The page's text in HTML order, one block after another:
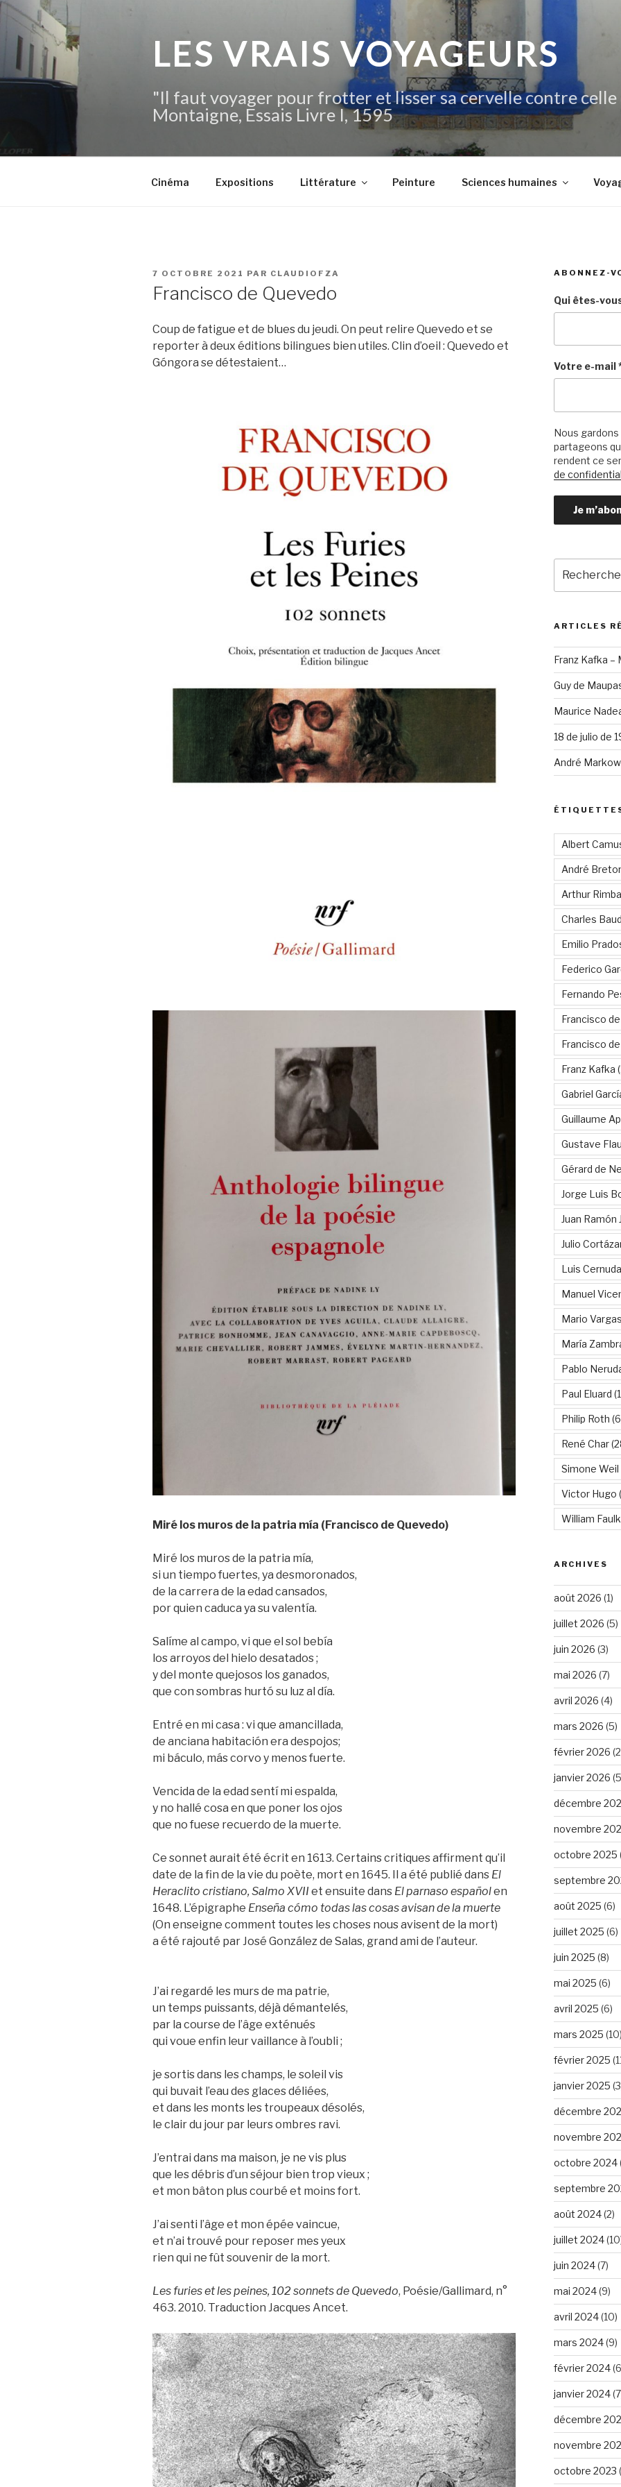
Aller
contenu
principal
LES VRAIS VOYAGEURS
"Il faut voyager pour frotter et lisser sa cervelle contre
Montaigne, Essais Livre I, 1595
Cinéma Expositions Littérature Peinture Sciences humaines
PUBLIÉ
7 OCTOBRE 2021 PAR CLAUDIOFZA
Francisco de Quevedo
Coup de fatigue et de blues du jeudi. On peut relire Quevedo et se
reporter à deux éditions bilingues bien utiles. Clin d’oeil : Quevedo et
Góngora se détestaient…
Miré los muros de la patria mía (Francisco de Quevedo)
Miré los muros de la patria mía,
si un tiempo fuertes, ya desmoronados,
de la carrera de la edad cansados,
por quien caduca ya su valentía.
Salíme al campo, vi que el sol bebía
los arroyos del hielo desatados ;
y del monte quejosos los ganados,
que con sombras hurtó su luz al día.
Entré en mi casa : vi que amancillada,
de anciana habitación era despojos;
mi báculo, más corvo y menos fuerte.
Vencida de la edad sentí mi espalda,
y no hallé cosa en que poner los ojos
que no fuese recuerdo de la muerte.
Ce sonnet aurait été écrit en 1613. Certains critiques affirment qu’il
date de la fin de la vie du poète, mort en 1645. Il a été publié dans El
Heraclito cristiano, Salmo XVII et ensuite dans El parnaso españolen
1648. L’épigraphe Enseña cómo todas las cosas avisan de la muerte
(On enseigne comment toutes les choses nous avisent de la mort)
a été rajouté par José González de Salas, grand ami de l’auteur.
J’ai regardé les murs de ma patrie,
un temps puissants, déjà démantelés,
par la course de l’âge exténués
qui voue enfin leur vaillance à l’oubli ;
je sortis dans les champs, le soleil vis
qui buvait l’eau des glaces déliées,
et dans les monts les troupeaux désolés,
le clair du jour par leurs ombres ravi.
J’entrai dans ma maison, je ne vis plus
que les débris d’un séjour bien trop vieux ;
et mon bâton plus courbé et moins fort.
J’ai senti l’âge et mon épée vaincue,
et n’ai trouvé pour reposer mes yeux
rien qui ne fût souvenir de la mort.
Les furies et les peines, 102 sonnets de Quevedo, Poésie/Gallimard, n°
463. 2010. Traduction Jacques Ancet.
ABONNEZ-
Qui êtes-
Votre e-mail
Nous
partageons
rendent ce
de
pour
:
ARTICLES
Franz Kafka –
Guy de
Maurice
18 de julio de
André
Albert
André
Arthur
Charles
Emilio
Federico
Fernando
Francisco
Francisco
Franz Kafka
Gabriel
Guillaume
Gustave
Gérard de
Jorge Luis
Juan Ramón
Julio
Luis Cernuda
Manuel
Mario
María
Pablo
Paul Eluard
Philip Roth
René Char
Simone Weil
Victor Hugo
William
ARCHIVES
août 2026 (1)
juillet 2026 (5)
juin 2026 (3)
mai 2026 (7)
avril 2026 (4)
mars 2026 (5)
février 2026
janvier 2026
décembre
novembre
octobre 2025
septembre
août 2025 (6)
juillet 2025 (6)
juin 2025 (8)
mai 2025 (6)
avril 2025 (6)
mars 2025 (10)
février 2025
janvier 2025
décembre
novembre
octobre 2024
septembre
août 2024(2)
juillet 2024
juin 2024(7)
mai 2024(9)
avril 2024(10)
mars 2024(9)
février 2024
janvier 2024
décembre
novembre
octobre 2023